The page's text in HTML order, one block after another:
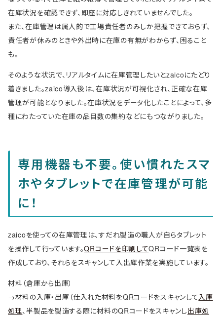
在庫状況を確認できず、即座に対応しきれていませんでした。
また、在庫管理は属人的で工場責任者のみしか把握できておらず、
責任者が休みのときや外出時に在庫の有無がわからず、困ること
も。
そのような状況で、リアルタイムに在庫管理したいとzaicoにたどり
着きました。zaico導入後は、在庫状況が可視化され、正確な在庫
管理が可能となりました。在庫状況をデータ化したことによって、多
種にわたっていた在庫の品目数の集約などにもつながりました。
専用機器も不要。使い慣れたスマ
ホやタブレットで在庫管理が可能
に！
zaicoを使っての在庫管理は、すだれ製造の職人が自らタブレット
を操作して行っています。QRコードを印刷してQRコード一覧表を
作成しており、それらをスキャンして入出庫作業を実施しています。
材料（倉庫から出庫）
→材料の入庫・出庫（仕入れた材料をQRコードをスキャンして 入庫
処理、半製品を製造する際に材料のQRコードをスキャンし出庫処